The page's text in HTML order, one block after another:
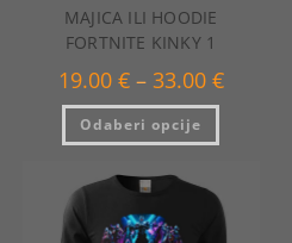
MAJICA ILI HOODIE
FORTNITE KINKY 1
19.00 € – 33.00 €Raspon
cijena:
Odaberi opcije
Ovaj
ima
Opcije
se
mogu